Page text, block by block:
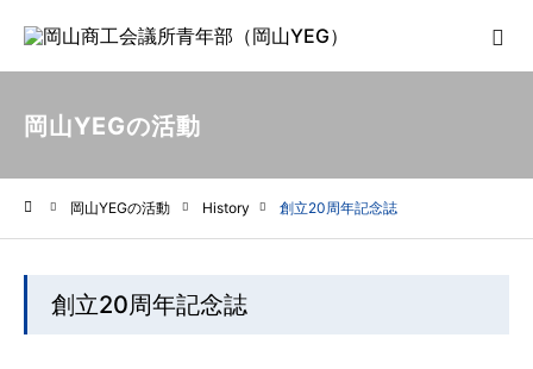
岡山YEGの活動
岡山YEGの活動 History 創立20周年記念誌
創立20周年記念誌